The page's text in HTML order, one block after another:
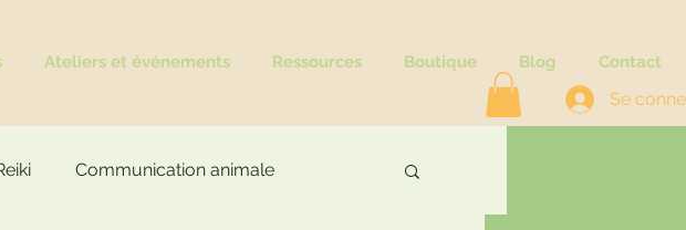
Ateliers et événements Ressources Boutique Blog Contact
Se
Communication animale